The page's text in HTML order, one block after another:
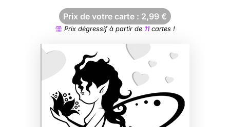
Prix de votre carte : 2,99 €
Prix dégressif à partir de 11cartes !